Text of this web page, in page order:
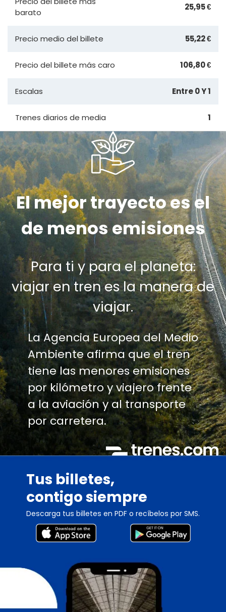
barato
25,95 €
Precio medio del billete 55,22 €
Precio del billete más caro 106,80 €
Escalas Entre 0 Y 1
Trenes diarios de media 1
El mejor trayecto es el
de menos emisiones
Para ti y para el planeta:
viajar en tren es la manera de
viajar.
La Agencia Europea del Medio
Ambiente afirma que el tren
tiene las menores emisiones
por kilómetro y viajero frente
a la aviación y al transporte
por carretera.
Tus billetes,
contigo siempre
Descarga tus billetes en PDF o recíbelos por SMS.